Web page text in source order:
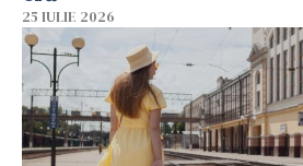
25 IULIE 2026